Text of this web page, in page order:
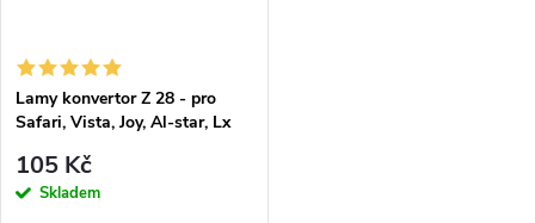
Lamy konvertor Z 28 - pro
Safari, Vista, Joy, Al-star, Lx
105 Kč
Skladem